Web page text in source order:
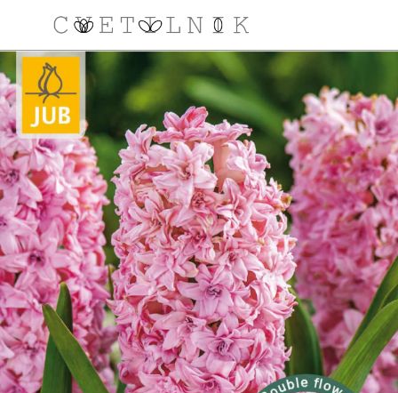
NAROČILO
VAŠA KOŠARICA JE